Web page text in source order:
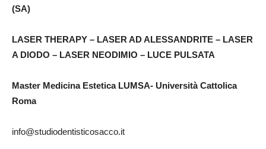
(SA)
LASER THERAPY – LASER AD ALESSANDRITE – LASER
A DIODO – LASER NEODIMIO – LUCE PULSATA
Master Medicina Estetica LUMSA- Università Cattolica
Roma
info@studiodentisticosacco.it